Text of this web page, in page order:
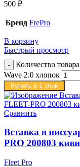
500 ₽
Бренд FrePro
В корзину
Быстрый просмотр
Количество
Wave 2.0 хлопок
Купить в 1 клик
Сравнить
Вставка в
PRO 200803
Fleet Pro